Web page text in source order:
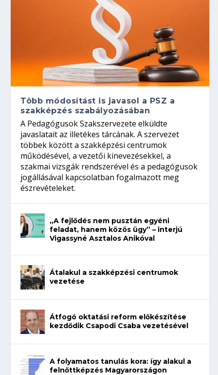
Több módosítást is javasol a PSZ a
szakképzés szabályozásában
A Pedagógusok Szakszervezete elküldte
javaslatait az illetékes tárcának. A szervezet
többek között a szakképzési centrumok
működésével, a vezetői kinevezésekkel, a
szakmai vizsgák rendszerével és a pedagógusok
jogállásával kapcsolatban fogalmazott meg
észrevételeket.
„A fejlődés nem pusztán egyéni
feladat, hanem közös ügy” – interjú
Vigassyné Asztalos Anikóval
Átalakul a szakképzési centrumok
vezetése
Átfogó oktatási reform előkészítése
kezdődik Csapodi Csaba vezetésével
A folyamatos tanulás kora: így alakul a
felnőttképzés Magyarországon